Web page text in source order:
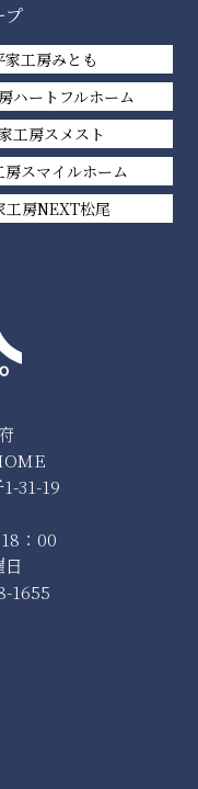
31-19
：00
プ
家工房みとも
ハートフルホーム
工房スメスト
房スマイルホーム
工房NEXT松尾